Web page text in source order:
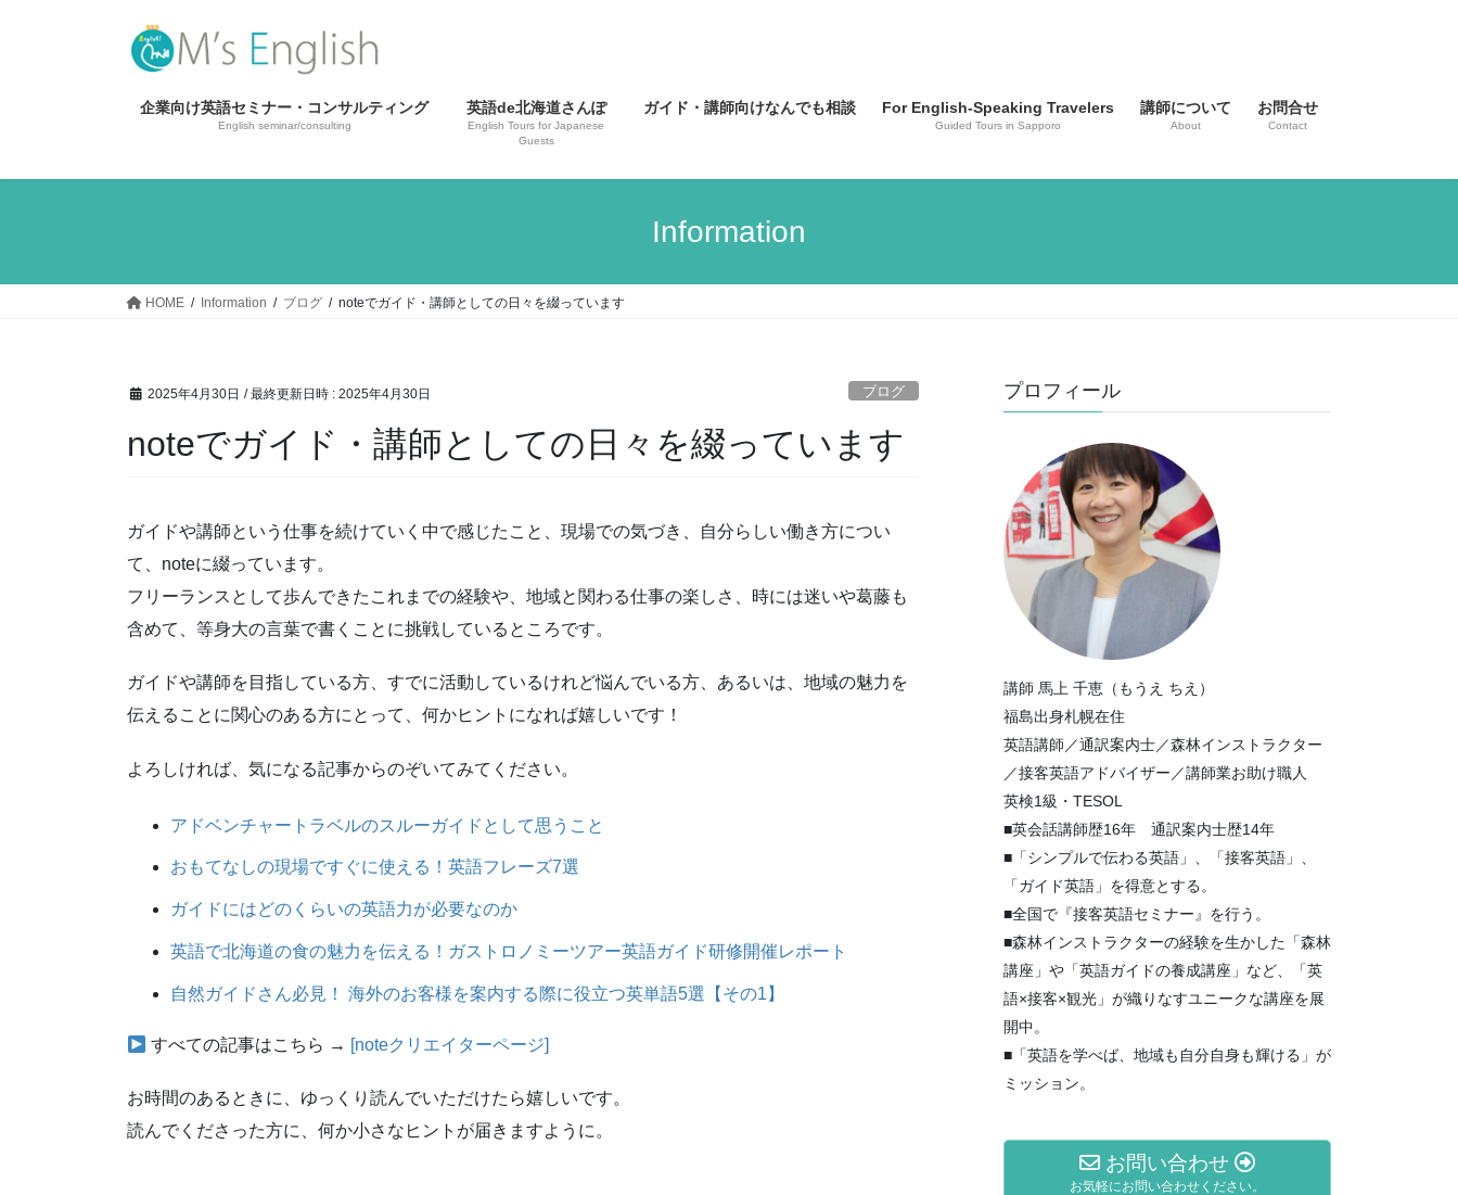
企業向け英語セミナー・コンサルティング
English seminar/consulting
英語de北海道さんぽ
English Tours for Japanese
Guests
ガイド・講師向けなんでも相談 For English-Speaking Travelers
Guided Tours in Sapporo
講師について
About
お問合せ
Contact
Information
HOME Information ブログ noteでガイド・講師としての日々を綴っています
2025年4月30日 / 最終更新日時 : 2025年4月30日 ブログ
noteでガイド・講師としての日々を綴っています
ガイドや講師という仕事を続けていく中で感じたこと、現場での気づき、自分らしい働き方につい
て、noteに綴っています。
フリーランスとして歩んできたこれまでの経験や、地域と関わる仕事の楽しさ、時には迷いや葛藤も
含めて、等身大の言葉で書くことに挑戦しているところです。
ガイドや講師を目指している方、すでに活動しているけれど悩んでいる方、あるいは、地域の魅力を
伝えることに関心のある方にとって、何かヒントになれば嬉しいです！
よろしければ、気になる記事からのぞいてみてください。
アドベンチャートラベルのスルーガイドとして思うこと
おもてなしの現場ですぐに使える！英語フレーズ7選
ガイドにはどのくらいの英語力が必要なのか
英語で北海道の食の魅力を伝える！ガストロノミーツアー英語ガイド研修開催レポート
自然ガイドさん必見！ 海外のお客様を案内する際に役立つ英単語5選【その1】
すべての記事はこちら → [noteクリエイターページ]
お時間のあるときに、ゆっくり読んでいただけたら嬉しいです。
読んでくださった方に、何か小さなヒントが届きますように。
プロフィール
講師 馬上 千恵（もうえ ちえ）
福島出身札幌在住
英語講師／通訳案内士／森林インストラクター
／接客英語アドバイザー／講師業お助け職人
英検1級・TESOL
■英会話講師歴16年 通訳案内士歴14年
■「シンプルで伝わる英語」、「接客英語」、
「ガイド英語」を得意とする。
■全国で『接客英語セミナー』を行う。
■森林インストラクターの経験を生かした「森林
講座」や「英語ガイドの養成講座」など、「英
語×接客×観光」が織りなすユニークな講座を展
開中。
■「英語を学べば、地域も自分自身も輝ける」が
ミッション。
お問い合わせ
お気軽にお問い合わせください。